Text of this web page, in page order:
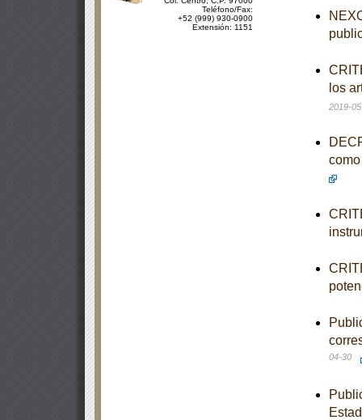
Teléfono/Fax:
+52 (999) 930-0900
Extensión: 1151
los
2019-
04-30